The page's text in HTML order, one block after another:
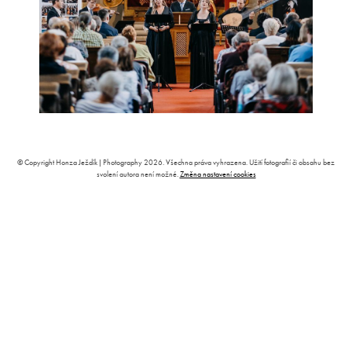
© Copyright Honza Ježdík | Photography 2026. Všechna práva vyhrazena. Užití fotografií či obsahu bez
svolení autora není možné.Změna nastavení cookies